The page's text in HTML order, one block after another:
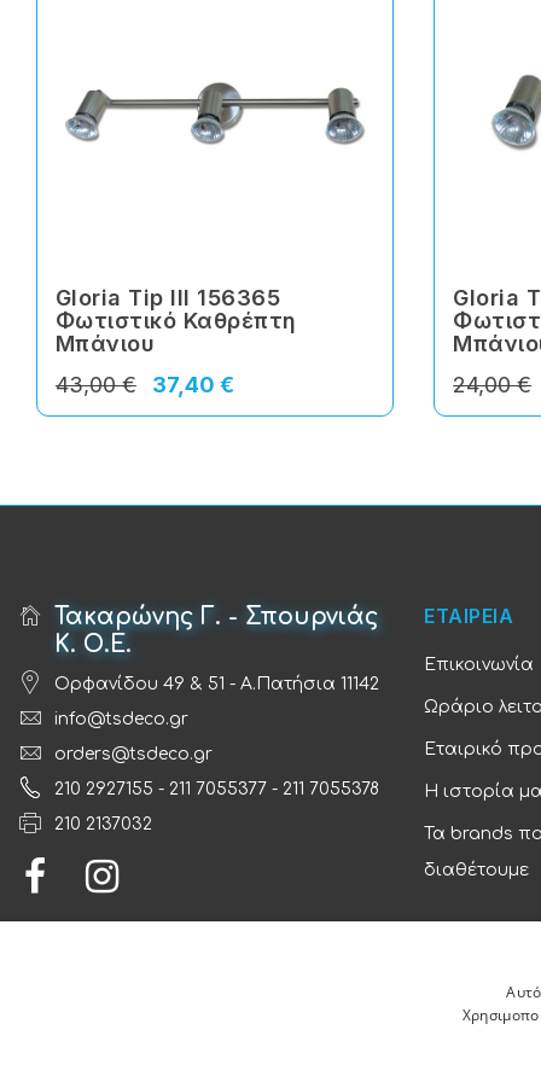
Gloria Tip III 156365
Φωτιστικό Καθρέπτη
Μπάνιου
37,40 €
43,00 €
Gloria
24,00 €
Τακαρώνης Γ. - Σπουρνιάς
Κ. Ο.Ε.
Ορφανίδου 49 & 51 - Α.Πατήσια 11142
info@tsdeco.gr
orders@tsdeco.gr
210 2927155 - 211 7055377 - 211 7055378
210 2137032
ΕΤΑΙΡΕΙΑ
Επικοινωνία
Ωράριο
Εταιρικό
Η ιστορία
Τα brands
διαθέτουμε